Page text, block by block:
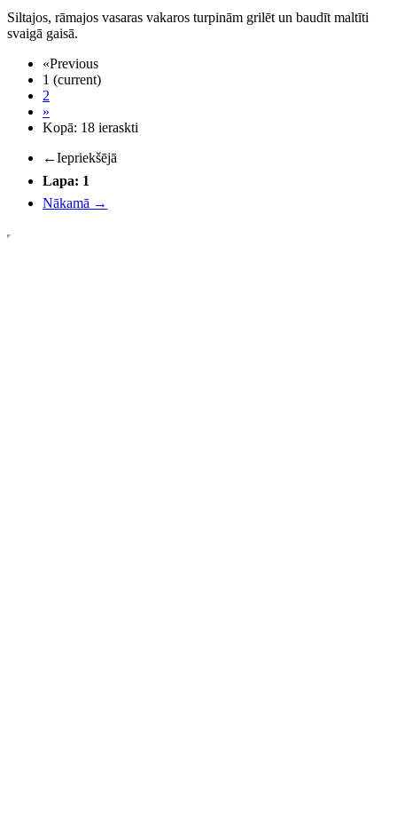
Siltajos, rāmajos vasaras vakaros turpinām grilēt un baudīt maltīti
svaigā gaisā.
«Previous
1 (current)
2
»
Kopā: 18 ieraskti
←Iepriekšējā
Lapa: 1
Nākamā →